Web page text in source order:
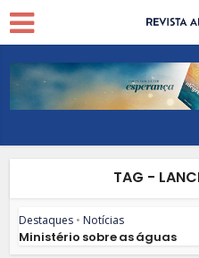
TAG -
Destaques • Notícias
Ministério sobre as águas